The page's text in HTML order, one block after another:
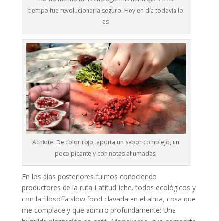
tiempo fue revolucionaria seguro. Hoy en día todavía lo
es.
Achiote: De color rojo, aporta un sabor complejo, un
poco picante y con notas ahumadas.
En los días posteriores fuimos conociendo
productores de la ruta Latitud Iche, todos ecológicos y
con la filosofía slow food clavada en el alma, cosa que
me complace y que admiro profundamente: Una